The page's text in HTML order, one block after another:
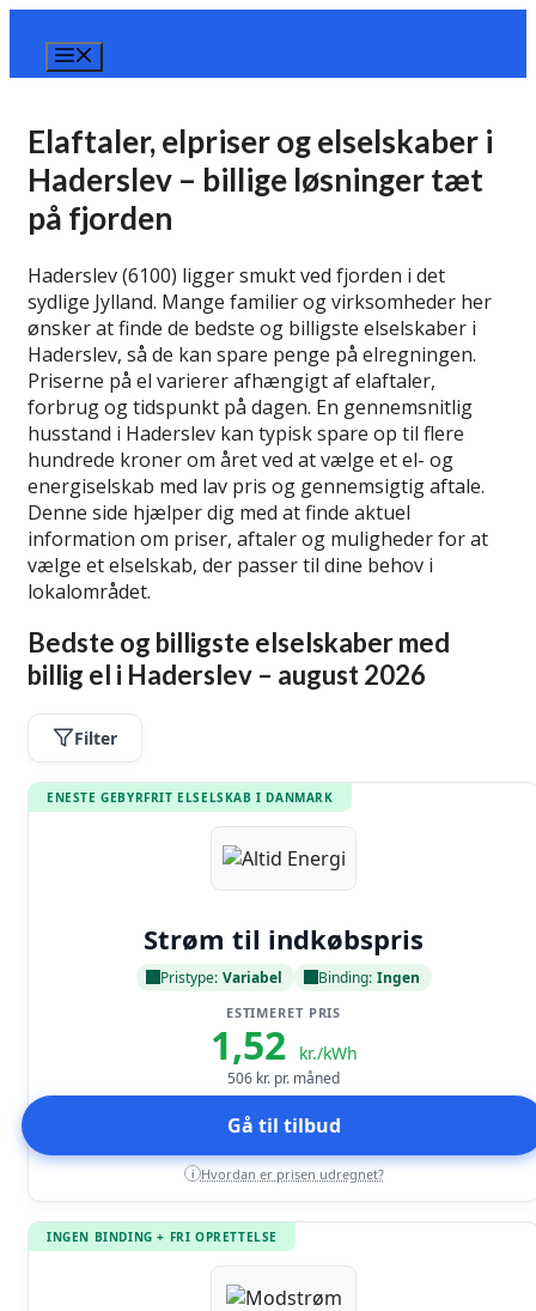
indhold
Elaftaler, elpriser og elselskaber i
Haderslev – billige løsninger tæt
på fjorden
Haderslev (6100) ligger smukt ved fjorden i det
sydlige Jylland. Mange familier og virksomheder her
ønsker at finde de bedste og billigste elselskaber i
Haderslev, så de kan spare penge på elregningen.
Priserne på el varierer afhængigt af elaftaler,
forbrug og tidspunkt på dagen. En gennemsnitlig
husstand i Haderslev kan typisk spare op til flere
hundrede kroner om året ved at vælge et el- og
energiselskab med lav pris og gennemsigtig aftale.
Denne side hjælper dig med at finde aktuel
information om priser, aftaler og muligheder for at
vælge et elselskab, der passer til dine behov i
lokalområdet.
Bedste og billigste elselskaber med
billig el i Haderslev – august 2026
Filter
ENESTE GEBYRFRIT ELSELSKAB I DANMARK
Strøm til indkøbspris
Pristype: Variabel Binding: Ingen
ESTIMERET PRIS
1,52 kr./kWh
506 kr. pr. måned
Gå til tilbud
i Hvordan er prisen udregnet?
INGEN BINDING + FRI OPRETTELSE